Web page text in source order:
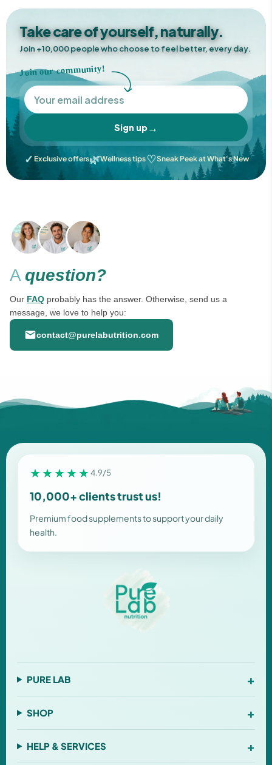
✕
Ajouter au panier
Voir la fiche produit complète →
Take care of yourself, naturally.
Join +10,000 people who choose to feel better, every day.
Join our community!
Sign up→
✓ Exclusive offers🌿Wellness tips♡Sneak Peek at What's New
A question?
Our FAQ probably has the answer. Otherwise, send us a
message, we love to help you:
contact@purelabutrition.com
★★★★★4.9/5
10,000+ clients trust us!
Premium food supplements to support your daily
health.
PURE LAB +
SHOP +
HELP & SERVICES +